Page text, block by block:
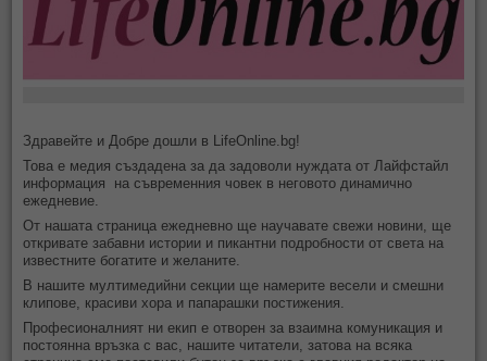
Здравейте и Добре дошли в LifeOnline.bg!
Това е медия създадена за да задоволи нуждата от Лайфстайл
информация на съвременния човек в неговото динамично
ежедневие.
От нашата страница ежедневно ще научавате свежи новини, ще
откривате забавни истории и пикантни подробности от света на
известните богатите и желаните.
В нашите мултимедийни секции ще намерите весели и смешни
клипове, красиви хора и папарашки постижения.
Професионалният ни екип е отворен за взаимна комуникация и
постоянна връзка с вас, нашите читатели, затова на всяка